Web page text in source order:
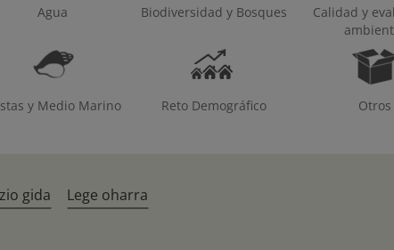
Agua Biodiversidad y Bosques
Calidad y
y Medio Marino Reto Demográfico Otros
gida Lege oharra